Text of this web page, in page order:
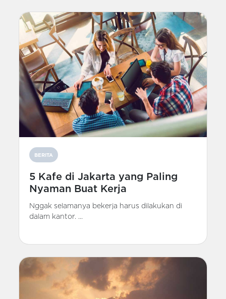
BERITA
5 Kafe di Jakarta yang Paling
Nyaman Buat Kerja
Nggak selamanya bekerja harus dilakukan di
dalam kantor. ...